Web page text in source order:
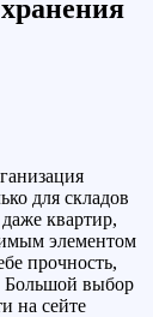
для складов
квартир,
элементом
прочность,
Большой выбор
на сейте